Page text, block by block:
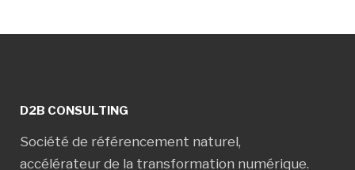
D2B CONSULTING
Société de référencement naturel,
accélérateur de la transformation numérique.